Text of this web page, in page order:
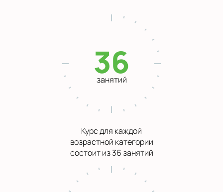
36
занятий
Курс для каждой
возрастной категории
состоит из 36 занятий